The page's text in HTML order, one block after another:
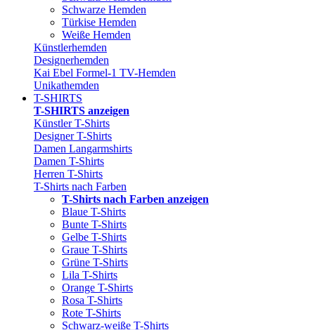
Schwarze Hemden
Türkise Hemden
Weiße Hemden
Künstlerhemden
Designerhemden
Kai Ebel Formel-1 TV-Hemden
Unikathemden
T-SHIRTS
T-SHIRTS anzeigen
Künstler T-Shirts
Designer T-Shirts
Damen Langarmshirts
Damen T-Shirts
Herren T-Shirts
T-Shirts nach Farben
T-Shirts nach Farben anzeigen
Blaue T-Shirts
Bunte T-Shirts
Gelbe T-Shirts
Graue T-Shirts
Grüne T-Shirts
Lila T-Shirts
Orange T-Shirts
Rosa T-Shirts
Rote T-Shirts
Schwarz-weiße T-Shirts